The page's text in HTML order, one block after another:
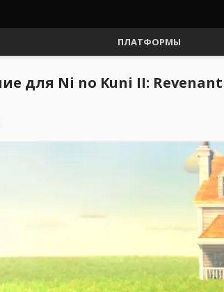
ПЛАТФОРМЫ
для Ni no Kuni II: